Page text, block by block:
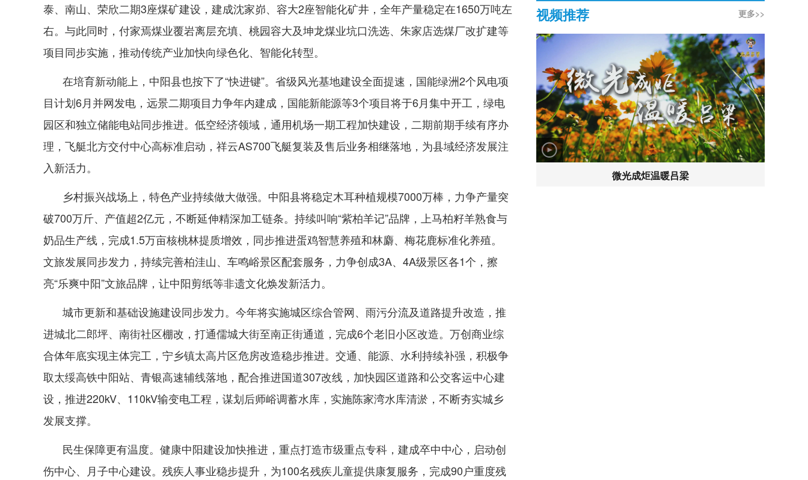
泰、南山、荣欣二期3座煤矿建设，建成沈家峁、容大2座智能化矿井，全年产量稳定在1650万吨左
右。与此同时，付家焉煤业覆岩离层充填、桃园容大及坤龙煤业坑口洗选、朱家店选煤厂改扩建等
项目同步实施，推动传统产业加快向绿色化、智能化转型。
在培育新动能上，中阳县也按下了“快进键”。省级风光基地建设全面提速，国能绿洲2个风电项
目计划6月并网发电，远景二期项目力争年内建成，国能新能源等3个项目将于6月集中开工，绿电
园区和独立储能电站同步推进。低空经济领域，通用机场一期工程加快建设，二期前期手续有序办
理，飞艇北方交付中心高标准启动，祥云AS700飞艇复装及售后业务相继落地，为县域经济发展注
入新活力。
乡村振兴战场上，特色产业持续做大做强。中阳县将稳定木耳种植规模7000万棒，力争产量突
破700万斤、产值超2亿元，不断延伸精深加工链条。持续叫响“紫柏羊记”品牌，上马柏籽羊熟食与
奶品生产线，完成1.5万亩核桃林提质增效，同步推进蛋鸡智慧养殖和林麝、梅花鹿标准化养殖。
文旅发展同步发力，持续完善柏洼山、车鸣峪景区配套服务，力争创成3A、4A级景区各1个，擦
亮“乐爽中阳”文旅品牌，让中阳剪纸等非遗文化焕发新活力。
城市更新和基础设施建设同步发力。今年将实施城区综合管网、雨污分流及道路提升改造，推
进城北二郎坪、南街社区棚改，打通儒城大街至南正街通道，完成6个老旧小区改造。万创商业综
合体年底实现主体完工，宁乡镇太高片区危房改造稳步推进。交通、能源、水利持续补强，积极争
取太绥高铁中阳站、青银高速辅线落地，配合推进国道307改线，加快园区道路和公交客运中心建
设，推进220kV、110kV输变电工程，谋划后师峪调蓄水库，实施陈家湾水库清淤，不断夯实城乡
发展支撑。
民生保障更有温度。健康中阳建设加快推进，重点打造市级重点专科，建成卒中中心，启动创
伤中心、月子中心建设。残疾人事业稳步提升，为100名残疾儿童提供康复服务，完成90户重度残
视频推荐 更多>>
微光成炬温暖吕梁